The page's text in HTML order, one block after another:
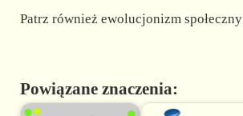
Patrz również ewolucjonizm społeczny
Powiązane znaczenia: